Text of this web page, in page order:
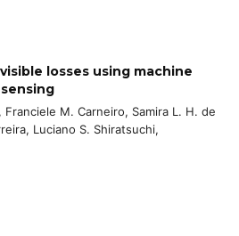
losses using machine
M. Carneiro, Samira L. H. de
Luciano S. Shiratsuchi,